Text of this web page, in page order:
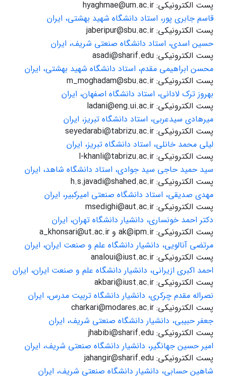
پست الکترونیکی: hyaghmae@um.ac.ir
قاسم جابری پور، استاد دانشگاه شهید بهشتی، ایران
پست الکترونیکی: jaberipur@sbu.ac.ir
حسین اسدی، استاد دانشگاه صنعتی شریف، ایران
پست الکترونیکی: asadi@sharif.edu
محسن ابراهیمی مقدم، استاد دانشگاه شهید بهشتی، ایران
پست الکترونیکی: m_moghadam@sbu.ac.ir
بهروز ترک لادانی، استاد دانشگاه اصفهان، ایران
پست الکترونیکی: ladani@eng.ui.ac.ir
میرهادی سیدعربی، استاد دانشگاه تبریز، ایران
پست الکترونیکی: seyedarabi@tabrizu.ac.ir
لیلی محمد خانلی، استاد دانشگاه تبریز، ایران
پست الکترونیکی: l-khanli@tabrizu.ac.ir
سید حمید حاجی سید جوادی، استاد دانشگاه شاهد، ایران
پست الکترونیکی: h.s.javadi@shahed.ac.ir
مهدی صدیقی، استاد دانشگاه صنعتی امیرکبیر، ایران
پست الکترونیکی: msedighi@aut.ac.ir
دکتر احمد خونساری، دانشیار دانشگاه تهران، ایران
پست الکترونیکی: ak@ipm.ir و a_khonsari@ut.ac.ir
مرتضی آنالویی، دانشیار دانشگاه علم و صنعت ایران، ایران
پست الکترونیکی: analoui@iust.ac.ir
احمد اکبری ازیرانی، دانشیار دانشگاه علم و صنعت ایران، ایران
پست الکترونیکی: akbari@iust.ac.ir
نصراله مقدم چرکری، دانشیار دانشگاه تربیت مدرس، ایران
پست الکترونیکی: charkari@modares.ac.ir
جعفر حبیبی، دانشیار دانشگاه صنعتی شریف، ایران
پست الکترونیکی: jhabibi@sharif.edu
امیر حسین جهانگیر، دانشیار دانشگاه صنعتی شریف، ایران
پست الکترونیکی: jahangir@sharif.edu
شاهین حسابی، دانشیار دانشگاه صنعتی شریف، ایران